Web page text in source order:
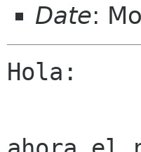
Date:
Hola: